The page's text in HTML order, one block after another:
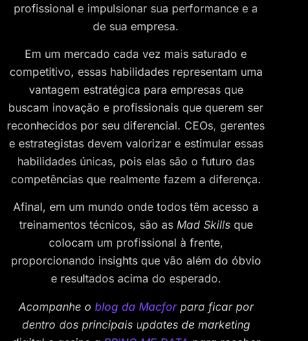
profissional e impulsionar sua performance e a
de sua empresa.
Em um mercado cada vez mais saturado e
competitivo, essas habilidades representam uma
vantagem estratégica para empresas que
buscam inovação e profissionais que querem ser
reconhecidos por seu diferencial. CEOs, gerentes
e estrategistas devem valorizar e estimular essas
habilidades únicas, pois elas são o futuro das
competências que realmente fazem a diferença.
Afinal, em um mundo onde todos têm acesso a
treinamentos técnicos, são as Mad Skillsque
colocam um profissional à frente,
proporcionando insights que vão além do óbvio
e resultados acima do esperado.
Acompanhe o blog da Macforpara ficar por
dentro dos principais updates de marketing